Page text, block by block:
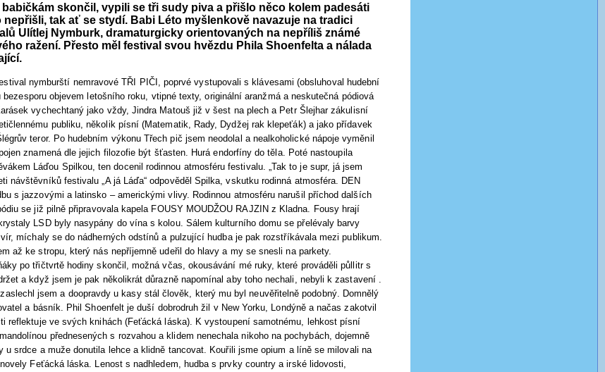
skončil, vypili se tři sudy piva a přišlo něco kolem padesáti
nepřišli, tak ať se stydí. Babi Léto myšlenkově navazuje na tradici
Ulítlej Nymburk, dramaturgicky orientovaných na nepříliš známé
ražení. Přesto měl festival svou hvězdu Phila Shoenfelta a nálada
nymburští nemravové TŘI PIČI, poprvé vystupovali s klávesami (obsluhoval hudební
objevem letošního roku, vtipné texty, originální aranžmá a neskutečná pódiová
vychechtaný jako vždy, Jindra Matouš již v šest na plech a Petr Šlejhar zákulisní
publiku, několik písní (Matematik, Rady, Dydžej rak klepeťák) a jako přídavek
teror. Po hudebním výkonu Třech pič jsem neodolal a nealkoholické nápoje vyměnil
znamená dle jejich filozofie být šťasten. Hurá endorfíny do těla. Poté nastoupila
Láďou Spilkou, ten docenil rodinnou atmosféru festivalu. „Tak to je supr, já jsem
návštěvníků festivalu „A já Láďa“ odpověděl Spilka, vskutku rodinná atmosféra. DEN
s jazzovými a latinsko – americkými vlivy. Rodinnou atmosféru narušil příchod dalších
se již pilně připravovala kapela FOUSY MOUDŽOU RAJZIN z Kladna. Fousy hrají
LSD byly nasypány do vína s kolou. Sálem kulturního domu se přelévaly barvy
míchaly se do nádherných odstínů a pulzující hudba je pak rozstříkávala mezi publikum.
až ke stropu, který nás nepříjemně udeřil do hlavy a my se snesli na parkety.
po třičtvrtě hodiny skončil, možná včas, okousávání mé ruky, které prováděli půllitr s
a když jsem je pak několikrát důrazně napomínal aby toho nechali, nebyli k zastavení .
zaslechl jsem a doopravdy u kasy stál člověk, který mu byl neuvěřitelně podobný. Domnělý
a básník. Phil Shoenfelt je duší dobrodruh žil v New Yorku, Londýně a načas zakotvil
reflektuje ve svých knihách (Feťácká láska). K vystoupení samotnému, lehkost písní
přednesených s rozvahou a klidem nenechala nikoho na pochybách, dojemně
u srdce a muže donutila lehce a klidně tancovat. Kouřili jsme opium a líně se milovali na
Feťácká láska. Lenost s nadhledem, hudba s prvky country a irské lidovosti,